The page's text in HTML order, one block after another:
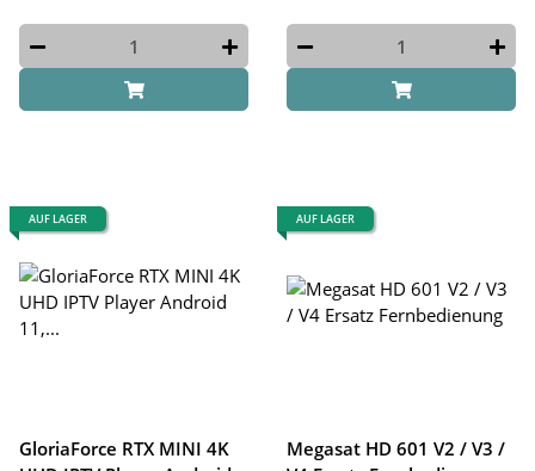
AUF LAGER
GloriaForce RTX MINI 4K
AUF LAGER
Megasat HD 601 V2 / V3 /